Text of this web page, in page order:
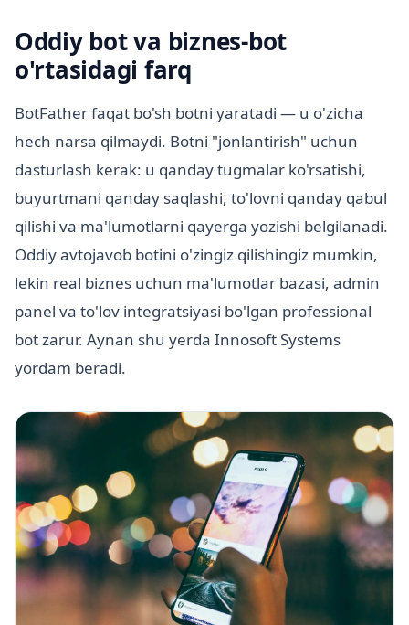
Oddiy bot va biznes-bot
o'rtasidagi farq
BotFather faqat bo'sh botni yaratadi — u o'zicha
hech narsa qilmaydi. Botni "jonlantirish" uchun
dasturlash kerak: u qanday tugmalar ko'rsatishi,
buyurtmani qanday saqlashi, to'lovni qanday qabul
qilishi va ma'lumotlarni qayerga yozishi belgilanadi.
Oddiy avtojavob botini o'zingiz qilishingiz mumkin,
lekin real biznes uchun ma'lumotlar bazasi, admin
panel va to'lov integratsiyasi bo'lgan professional
bot zarur. Aynan shu yerda Innosoft Systems
yordam beradi.